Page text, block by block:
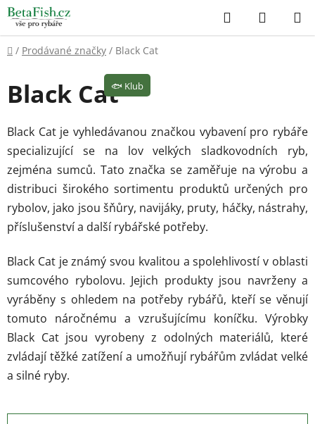
Přejít
na
obsah
Hledat
KOŠÍK
Domů
/ Prodávané značky / Black Cat
Black Cat
Black Cat je vyhledávanou značkou vybavení pro rybáře
specializující se na lov velkých sladkovodních ryb,
zejména sumců. Tato značka se zaměřuje na výrobu a
distribuci širokého sortimentu produktů určených pro
rybolov, jako jsou šňůry, navijáky, pruty, háčky, nástrahy,
příslušenství a další rybářské potřeby.
Black Cat je známý svou kvalitou a spolehlivostí v oblasti
sumcového rybolovu. Jejich produkty jsou navrženy a
vyráběny s ohledem na potřeby rybářů, kteří se věnují
tomuto náročnému a vzrušujícímu koníčku. Výrobky
Black Cat jsou vyrobeny z odolných materiálů, které
zvládají těžké zatížení a umožňují rybářům zvládat velké
a silné ryby.
🐟 Klub